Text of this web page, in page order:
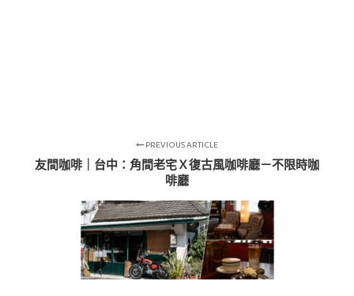
PREVIOUS ARTICLE
友間咖啡｜台中：角間老宅Ｘ復古風咖啡廳－不限時咖
啡廳